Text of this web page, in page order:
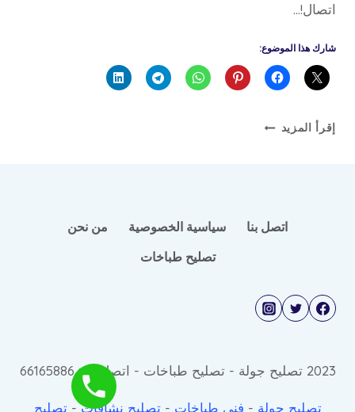
اتصال!…
شارك هذا الموضوع:
إقرأ المزيد مصلح
اتصل بنا سياسية الخصوصية
من نحن
تصليح طباخات
2023 تصليح جولة - تصليح طباخات - اتصل © : 66165886
تصليح جولة - فني طباخات -تصليح نشافات-تصليح